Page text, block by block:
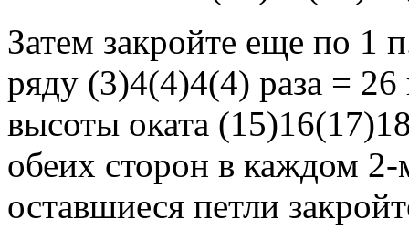
Затем закройте еще по 1
ряду (3)4(4)4(4) раза =
высоты оката
обеих сторон в каждом
оставшиеся петли